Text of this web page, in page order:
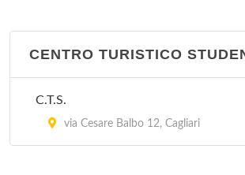
CENTRO TURISTICO
C.T.S.
via Cesare Balbo 12, Cagliari